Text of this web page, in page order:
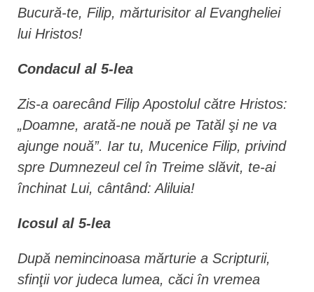
Bucură-te, Filip, mărturisitor al Evangheliei
lui Hristos!
Condacul al 5-lea
Zis-a oarecând Filip Apostolul către Hristos:
„Doamne, arată-ne nouă pe Tatăl şi ne va
ajunge nouă”. Iar tu, Mucenice Filip, privind
spre Dumnezeul cel în Treime slăvit, te-ai
închinat Lui, cântând: Aliluia!
Icosul al 5-lea
După nemincinoasa mărturie a Scripturii,
sfinţii vor judeca lumea, căci în vremea